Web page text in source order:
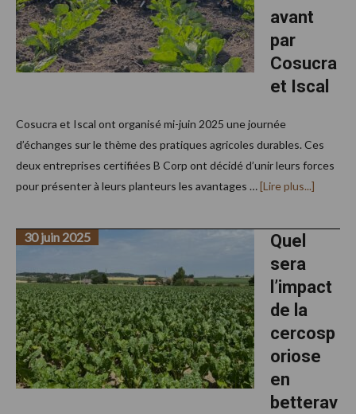
avant
par
Cosucra
et Iscal
Cosucra et Iscal ont organisé mi-juin 2025 une journée
d’échanges sur le thème des pratiques agricoles durables. Ces
deux entreprises certifiées B Corp ont décidé d’unir leurs forces
pour présenter à leurs planteurs les avantages …[Lire plus...]
et
Quel
sera
l’impact
de la
cercosp
oriose
en
betterav
30 juin 2025